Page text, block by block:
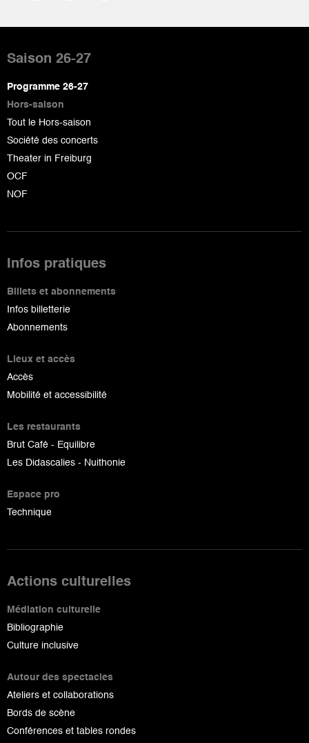
de
page
Saison 26-27
Programme 26-27
Hors-saison
Tout le Hors-saison
Société des concerts
Theater in Freiburg
OCF
NOF
Infos pratiques
Billets et abonnements
Infos billetterie
Abonnements
Lieux et accès
Accès
Mobilité et accessibilité
Les restaurants
Brut Café - Equilibre
Les Didascalies - Nuithonie
Espace pro
Technique
Actions culturelles
Médiation culturelle
Bibliographie
Culture inclusive
Autour des spectacles
Ateliers et collaborations
Bords de scène
Conférences et tables rondes